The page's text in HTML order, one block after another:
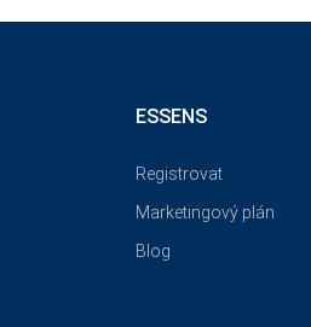
ESSENS
Registrovat
Marketingový plán
Blog